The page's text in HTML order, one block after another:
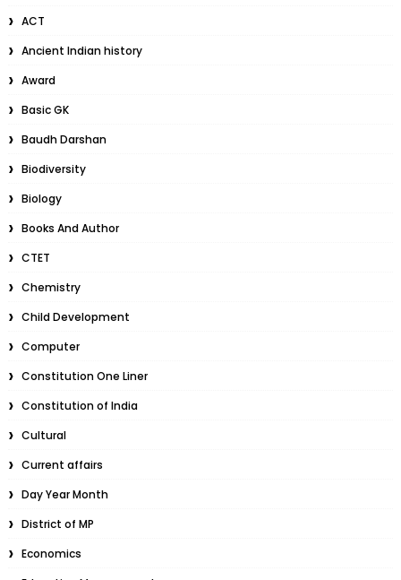
ACT
Ancient Indian history
Award
Basic GK
Baudh Darshan
Biodiversity
Biology
Books And Author
CTET
Chemistry
Child Development
Computer
Constitution One Liner
Constitution of India
Cultural
Current affairs
Day Year Month
District of MP
Economics